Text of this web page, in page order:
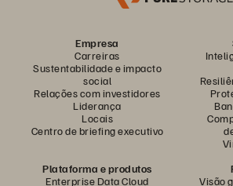
Empresa
Carreiras
Sustentabilidade e impacto
social
Relações com investidores
Liderança
Locais
Centro de briefing executivo
Plataforma e produtos
Enterprise Data Cloud
Visão